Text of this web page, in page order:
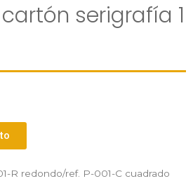
serigrafía 1
R redondo/ref. P-001-C cuadrado